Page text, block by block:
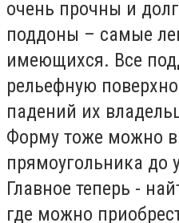
очень прочны и
поддоны – самые
имеющихся. Все
рельефную
падений их
Форму тоже можно
прямоугольника до
Главное теперь -
где можно